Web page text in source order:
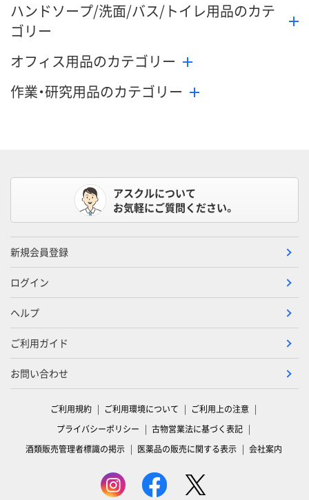
ハンドソープ/洗面/バス/トイレ用品のカテ
ゴリー
オフィス用品のカテゴリー
作業・研究用品のカテゴリー
アスクルについて
お気軽にご質問ください。
新規会員登録
ログイン
ヘルプ
ご利用ガイド
お問い合わせ
ご利用規約 ご利用環境について
ご利用上の注意
プライバシーポリシー
古物営業法に基づく表記
酒類販売管理者標識の掲示
医薬品の販売に関する表示 会社案内